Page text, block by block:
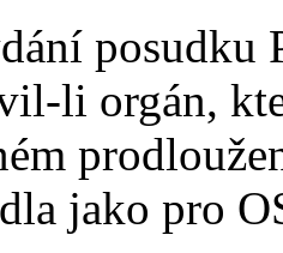
posudku
li orgán,
jako pro